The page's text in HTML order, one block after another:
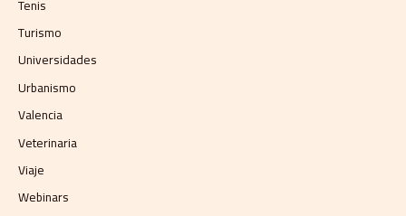
Tenis
Turismo
Universidades
Urbanismo
Valencia
Veterinaria
Viaje
Webinars